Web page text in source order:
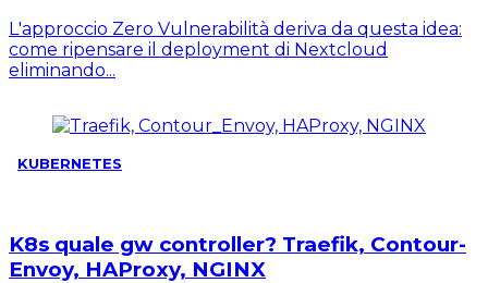
L'approccio Zero Vulnerabilità deriva da questa idea:
come ripensare il deployment di Nextcloud
eliminando...
KUBERNETES
K8s quale gw controller? Traefik, Contour-
Envoy, HAProxy, NGINX